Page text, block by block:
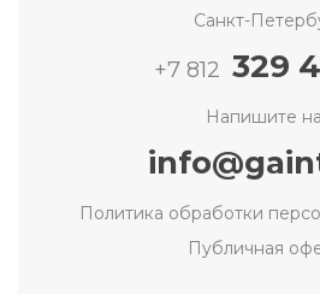
Санкт-
+7 812 329
Напишите
Политика обработки
Публичная